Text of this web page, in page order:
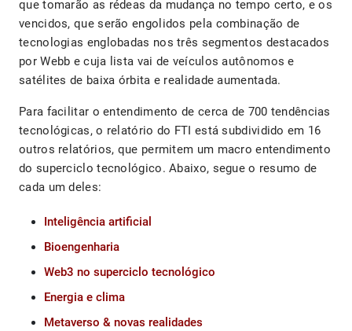
que tomarão as rédeas da mudança no tempo certo, e os
vencidos, que serão engolidos pela combinação de
tecnologias englobadas nos três segmentos destacados
por Webb e cuja lista vai de veículos autônomos e
satélites de baixa órbita e realidade aumentada.
Para facilitar o entendimento de cerca de 700 tendências
tecnológicas, o relatório do FTI está subdividido em 16
outros relatórios, que permitem um macro entendimento
do superciclo tecnológico. Abaixo, segue o resumo de
cada um deles:
Inteligência artificial
Bioengenharia
Web3 no superciclo tecnológico
Energia e clima
Metaverso & novas realidades